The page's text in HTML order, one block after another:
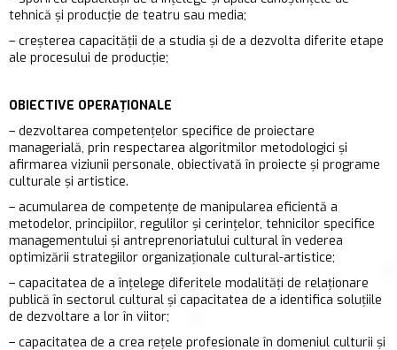
tehnică şi producţie de teatru sau media;
– creşterea capacităţii de a studia și de a dezvolta diferite etape
ale procesului de producție;
OBIECTIVE OPERAȚIONALE
– dezvoltarea competenţelor specifice de proiectare
managerială, prin respectarea algoritmilor metodologici şi
afirmarea viziunii personale, obiectivată în proiecte şi programe
culturale şi artistice.
– acumularea de competenţe de manipularea eficientă a
metodelor, principiilor, regulilor şi cerinţelor, tehnicilor specifice
managementului şi antreprenoriatului cultural în vederea
optimizării strategiilor organizaţionale cultural-artistice;
– capacitatea de a înţelege diferitele modalităţi de relaţionare
publică în sectorul cultural şi capacitatea de a identifica soluţiile
de dezvoltare a lor în viitor;
– capacitatea de a crea rețele profesionale în domeniul culturii şi